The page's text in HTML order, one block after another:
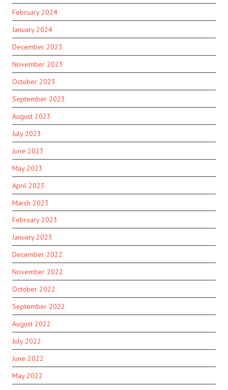
February 2024
January 2024
December 2023
November 2023
October 2023
September 2023
August 2023
July 2023
June 2023
May 2023
April 2023
March 2023
February 2023
January 2023
December 2022
November 2022
October 2022
September 2022
August 2022
July 2022
June 2022
May 2022